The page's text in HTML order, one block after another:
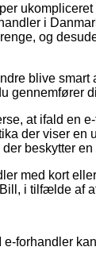
i
og
blive
gennemfører
at ifald en
der viser en
beskytter
med kort
i tilfælde af
forhandler